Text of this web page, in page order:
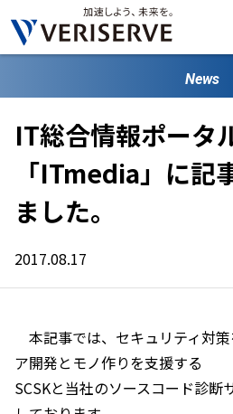
News
IT総合情報ポータ
「ITmedia」に記
ました。
2017.08.17
本記事では、セキュリティ対
ア開発とモノ作りを支援する
SCSKと当社のソースコード診断